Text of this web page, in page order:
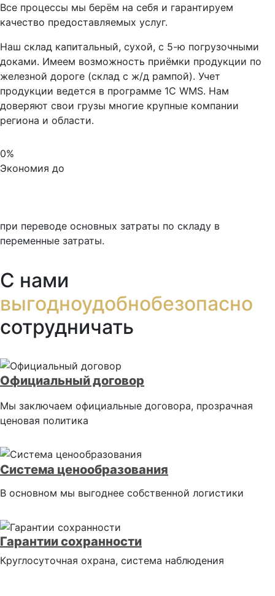
Все процессы мы берём на себя и гарантируем
качество предоставляемых услуг.
Наш склад капитальный, сухой, с 5-ю погрузочными
доками. Имеем возможность приёмки продукции по
железной дороге (склад с ж/д рампой). Учет
продукции ведется в программе 1С WMS. Нам
доверяют свои грузы многие крупные компании
региона и области.
0
Экономия до
при переводе основных затраты по складу в
переменные затраты.
С нами
выгодноудобнобезопасно
сотрудничать
Официальный договор
Мы заключаем официальные договора, прозрачная
ценовая политика
Система ценообразования
В основном мы выгоднее собственной логистики
Гарантии сохранности
Круглосуточная охрана, система наблюдения